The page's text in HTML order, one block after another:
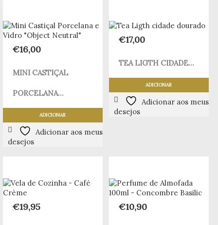
€16,00
MINI CASTIÇAL
PORCELANA...
ADICIONAR
Adicionar aos meus
desejos
€17,00
TEA LIGTH CIDADE...
ADICIONAR
Adicionar aos meus
desejos
€19,95 €10,90